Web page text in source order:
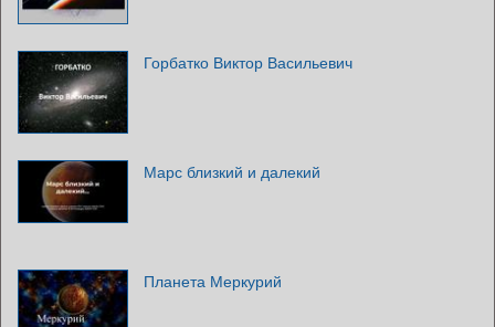
Горбатко Виктор Васильевич
Марс близкий и далекий
Планета Меркурий